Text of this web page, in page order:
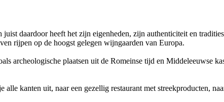
daardoor heeft het zijn eigenheden, zijn authenticiteit en
rijpen op de hoogst gelegen wijngaarden van Europa.
archeologische plaatsen uit de Romeinse tijd en Middeleeuwse
kanten uit, naar een gezellig restaurant met streekproducten,